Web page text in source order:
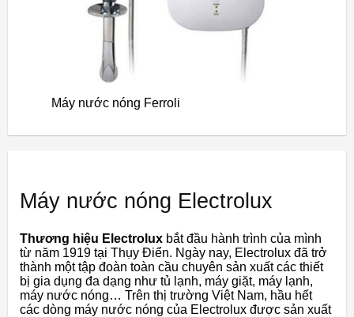
Máy nước nóng Ferroli
Máy nước nóng Electrolux
Thương hiệu Electrolux bắt đầu hành trình của mình
từ năm 1919 tại Thụy Điển. Ngày nay, Electrolux đã trở
thành một tập đoàn toàn cầu chuyên sản xuất các thiết
bị gia dụng đa dạng như tủ lạnh, máy giặt, máy lạnh,
máy nước nóng… Trên thị trường Việt Nam, hầu hết
các dòng máy nước nóng của Electrolux được sản xuất